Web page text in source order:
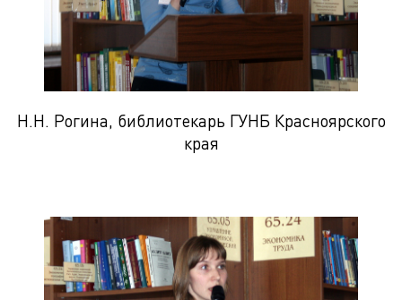
Н.Н. Рогина, библиотекарь ГУНБ Красноярского
края